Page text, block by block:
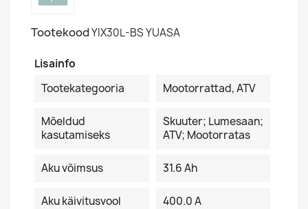
TootekoodYIX30L-BS YUASA
Lisainfo
Tootekategooria
Mootorrattad, ATV
Mõeldud
kasutamiseks
Skuuter; Lumesaan;
ATV; Mootorratas
Aku võimsus 31.6 Ah
Aku käivitusvool 400.0 A